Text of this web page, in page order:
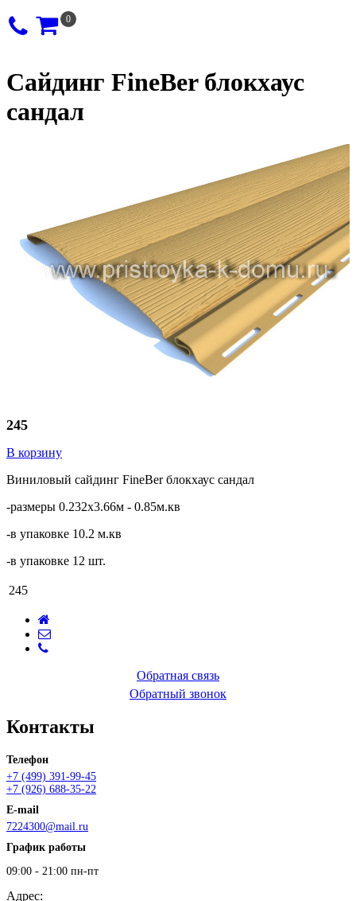
0
Сайдинг FineBer блокхаус
сандал
245
В корзину
Виниловый сайдинг FineBer блокхаус сандал
-размеры 0.232х3.66м - 0.85м.кв
-в упаковке 10.2 м.кв
-в упаковке 12 шт.
245
Обратная связь
Обратный звонок
Контакты
Телефон
+7 (499) 391-99-45
+7 (926) 688-35-22
E-mail
7224300@mail.ru
График работы
09:00 - 21:00 пн-пт
Адрес: